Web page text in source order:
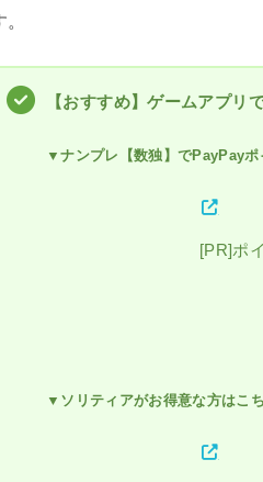
。
【おすすめ】ゲームアプリ
▼ナンプレ【数独】でPayPayポ
[PR]ポ
▼ソリティアがお得意な方はこ